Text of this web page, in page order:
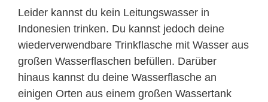
Leider kannst du kein Leitungswasser in
Indonesien trinken. Du kannst jedoch deine
wiederverwendbare Trinkflasche mit Wasser aus
großen Wasserflaschen befüllen. Darüber
hinaus kannst du deine Wasserflasche an
einigen Orten aus einem großen Wassertank